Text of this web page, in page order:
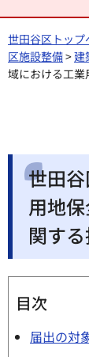
世田谷区トップ
区施設整備>建
域における工
世田
用地
関す
目次
届出の対